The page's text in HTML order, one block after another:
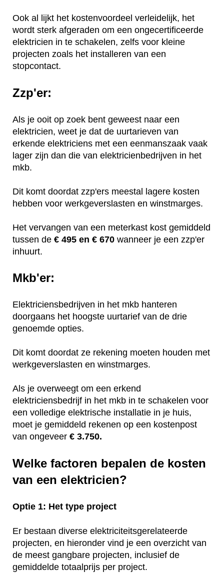
Ook al lijkt het kostenvoordeel verleidelijk, het
wordt sterk afgeraden om een ongecertificeerde
elektricien in te schakelen, zelfs voor kleine
projecten zoals het installeren van een
stopcontact.
Zzp'er:
Als je ooit op zoek bent geweest naar een
elektricien, weet je dat de uurtarieven van
erkende elektriciens met een eenmanszaak vaak
lager zijn dan die van elektricienbedrijven in het
mkb.
Dit komt doordat zzp'ers meestal lagere kosten
hebben voor werkgeverslasten en winstmarges.
Het vervangen van een meterkast kost gemiddeld
tussen de € 495 en € 670 wanneer je een zzp'er
inhuurt.
Mkb'er:
Elektriciensbedrijven in het mkb hanteren
doorgaans het hoogste uurtarief van de drie
genoemde opties.
Dit komt doordat ze rekening moeten houden met
werkgeverslasten en winstmarges.
Als je overweegt om een erkend
elektriciensbedrijf in het mkb in te schakelen voor
een volledige elektrische installatie in je huis,
moet je gemiddeld rekenen op een kostenpost
van ongeveer € 3.750.
Welke factoren bepalen de kosten
van een elektricien?
Optie 1: Het type project
Er bestaan diverse elektriciteitsgerelateerde
projecten, en hieronder vind je een overzicht van
de meest gangbare projecten, inclusief de
gemiddelde totaalprijs per project.